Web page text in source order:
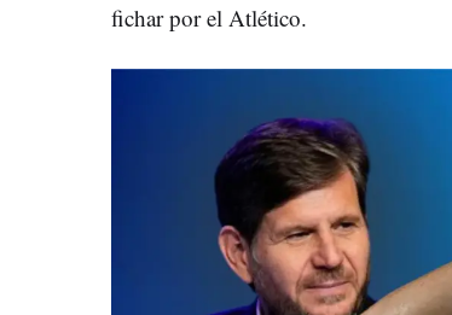
fichar por el Atlético.